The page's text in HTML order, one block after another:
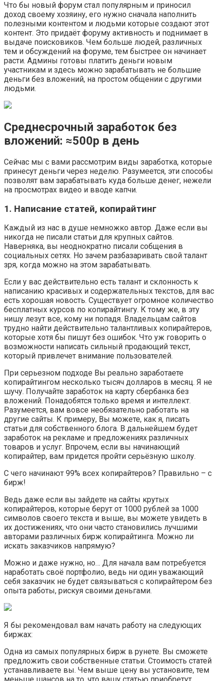
Что бы новый форум стал популярным и приносил
доход своему хозяину, его нужно сначала наполнить
полезными контентом и людьми которые создают этот
контент. Это придаёт форуму активность и поднимает в
выдаче поисковиков. Чем больше людей, различных
тем и обсуждений на форуме, тем быстрее он начинает
расти. Админы готовы платить деньги новым
участникам и здесь можно зарабатывать не большие
деньги без вложений, на простом общении с другими
людьми.
Среднесрочный заработок без
вложений: ≈500р в день
Сейчас мы с вами рассмотрим виды заработка, которые
принесут деньги через неделю. Разумеется, эти способы
позволят вам зарабатывать куда больше денег, нежели
на просмотрах видео и вводе капчи.
1. Написание статей, копирайтинг
Каждый из нас в душе немножко автор. Даже если вы
никогда не писали статьи для крупных сайтов.
Наверняка, вы неоднократно писали собщения в
социальных сетях. Но зачем разбазаривать свой талант
зря, когда можно на этом зарабатывать.
Если у вас действительно есть талант и склонность к
написанию красивых и содержательных текстов, для вас
есть хорошая новость. Существует огромное количество
бесплатных курсов по копирайтингу. К тому же, в эту
нишу лезут все, кому ни попадя. Владельцам сайтов
трудно найти действительно талантливых копирайтеров,
которые хотя бы пишут без ошибок. Что уж говорить о
возможности написать сильный продающий текст,
который привлечет внимание пользователей.
При серьезном подходе Вы реально заработаете
копирайтингом несколько тысяч долларов в месяц. Я не
шучу. Получайте заработок на карту сбербанка без
вложений. Понадобятся только время и интеллект.
Разумеется, вам вовсе необязательно работать на
другие сайты. К примеру, Вы можете, как я, писать
статьи для собственного блога. В дальнейшем будет
заработок на рекламе и предложениях различных
товаров и услуг. Впрочем, если вы начинающий
копирайтер, вам придется пройти серьёзную школу.
С чего начинают 99% всех копирайтеров? Правильно – с
бирж!
Ведь даже если вы зайдете на сайты крутых
копирайтеров, которые берут от 1000 рублей за 1000
символов своего текста и выше, вы можете увидеть в
их достижениях, что они часто становились лучшими
авторами различных бирж копирайтинга. Можно ли
искать заказчиков напрямую?
Можно и даже нужно, но… Для начала вам потребуется
наработать своё портфолио, ведь ни один уважающий
себя заказчик не будет связываться с копирайтером без
опыта работы, рискуя своими деньгами.
Я бы рекомендовал вам начать работу на следующих
биржах:
Одна из самых популярных бирж в рунете. Вы сможете
предложить свои собственные статьи. Стоимость статей
устанавливаете вы. Чем выше цену вы установите, тем